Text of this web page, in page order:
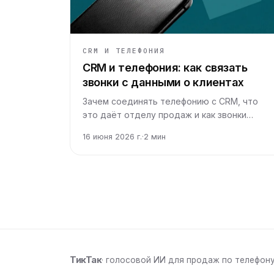
CRM И ТЕЛЕФОНИЯ
CRM и телефония: как связать
звонки с данными о клиентах
Зачем соединять телефонию с CRM, что
это даёт отделу продаж и как звонки
карточкой клиента.
16 июня 2026 г.·2 мин
ТикТак· голосовой ИИ для продаж по